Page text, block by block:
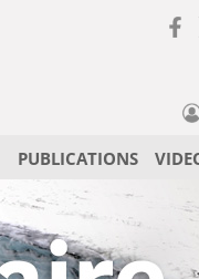
PUBLICATIONS